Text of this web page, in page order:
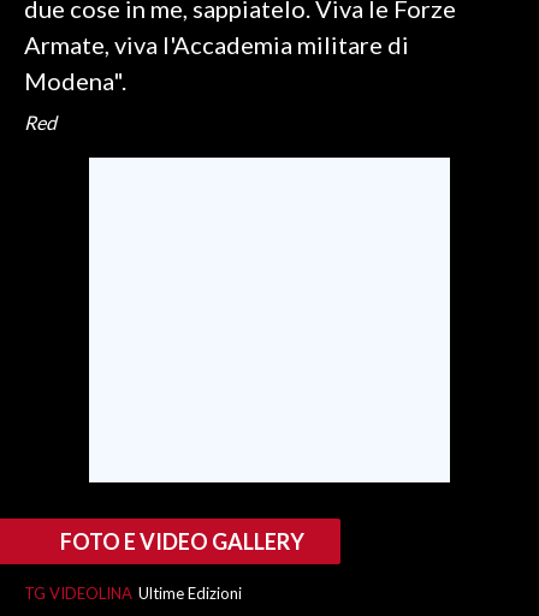
due cose in me, sappiatelo. Viva le Forze
Armate, viva l'Accademia militare di
Modena".
Red
FOTO E VIDEO GALLERY
TG VIDEOLINA Ultime Edizioni